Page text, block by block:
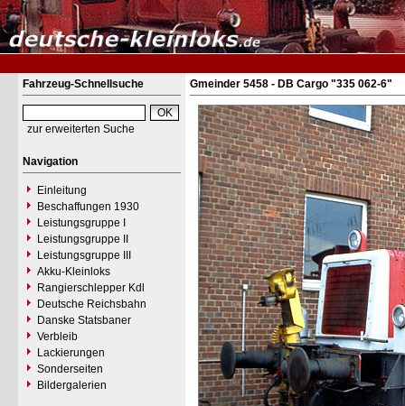
Fahrzeug-Schnellsuche
zur erweiterten Suche
Navigation
Einleitung
Beschaffungen 1930
Leistungsgruppe I
Leistungsgruppe II
Leistungsgruppe III
Akku-Kleinloks
Rangierschlepper Kdl
Deutsche Reichsbahn
Danske Statsbaner
Verbleib
Lackierungen
Sonderseiten
Bildergalerien
Gmeinder 5458 - DB Cargo "335 062-6"